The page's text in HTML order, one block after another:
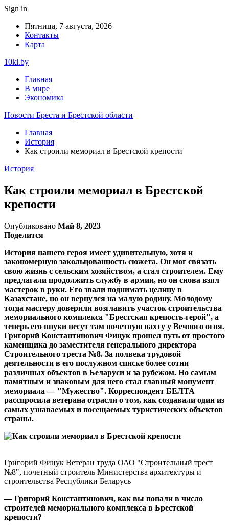
Sign in
Пятница, 7 августа, 2026
Контакты
Карта
10ki.by
Главная
В мире
Экономика
Новости Бреста и Брестской области
Главная
История
Как строили мемориал в Брестской крепости
История
Как строили мемориал в Брестской
крепости
Опубликовано Май 8, 2023
Поделится
История нашего героя имеет удивительную, хотя и
закономерную закольцованность сюжета. Он мог связать
свою жизнь с сельским хозяйством, а стал строителем. Ему
предлагали продолжить службу в армии, но он снова взял
мастерок в руки. Его звали поднимать целину в
Казахстане, но он вернулся на малую родину. Молодому
тогда мастеру доверили возглавить участок строительства
мемориального комплекса "Брестская крепость-герой", а
теперь его внуки несут там почетную вахту у Вечного огня.
Григорий Константинович Фицук прошел путь от простого
каменщика до заместителя генерального директора
Строительного треста №8. За полвека трудовой
деятельности в его послужном списке более сотни
различных объектов в Беларуси и за рубежом. Но самым
памятным и знаковым для него стал главный монумент
мемориала — "Мужество". Корреспондент БЕЛТА
расспросила ветерана отрасли о том, как создавали один из
самых узнаваемых и посещаемых туристических объектов
страны.
Григорий Фицук Ветеран труда ОАО "Строительный трест
№8", почетный строитель Министерства архитектуры и
строительства Республики Беларусь
— Григорий Константинович, как вы попали в число
строителей мемориального комплекса в Брестской
крепости?